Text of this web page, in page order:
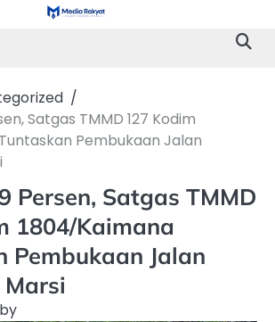
Satgas TMMD 127 Kodim
Pembukaan Jalan
Persen, Satgas TMMD
1804/Kaimana
Pembukaan Jalan
by